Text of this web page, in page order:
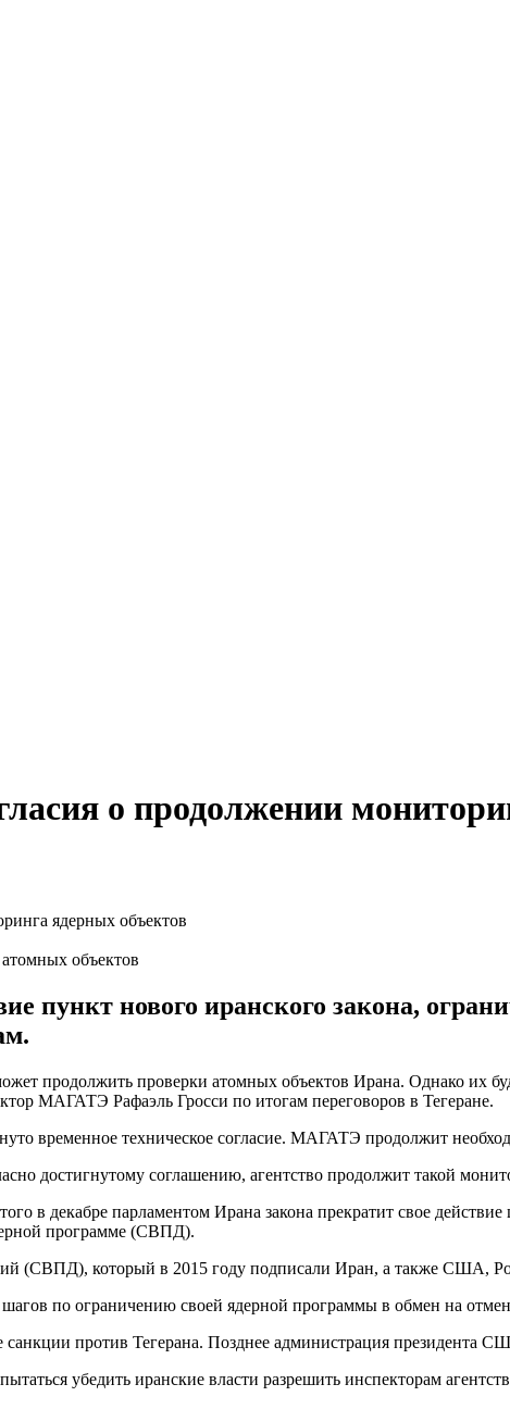
о продолжении
объектов
пункт нового иранского закона,
продолжить проверки атомных объектов Ирана. Однако их
МАГАТЭ Рафаэль Гросси по итогам переговоров в Тегеране.
временное техническое согласие. МАГАТЭ продолжит
достигнутому соглашению, агентство продолжит такой
в декабре парламентом Ирана закона прекратит свое
программе (СВПД).
(СВПД), который в 2015 году подписали Иран, а также США,
шагов по ограничению своей ядерной программы в обмен на
против Тегерана. Позднее администрация президента
убедить иранские власти разрешить инспекторам